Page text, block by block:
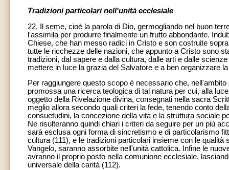
Tradizioni particolari nell'unità ecclesiale
22. Il seme, cioè la parola di Dio, germogliando nel buon
l'assimila per produrre finalmente un frutto abbondante.
Chiese, che han messo radici in Cristo e son costruite
tutte le ricchezze delle nazioni, che appunto a Cristo sono
tradizioni, dal sapere e dalla cultura, dalle arti e dalle
mettere in luce la grazia del Salvatore e a ben organizzare
Per raggiungere questo scopo è necessario che,
promossa una ricerca teologica di tal natura per cui, alla
oggetto della Rivelazione divina, consegnati nella sacra
meglio allora secondo quali criteri la fede, tenendo conto
consuetudini, la concezione della vita e la struttura sociale
Ne risulteranno quindi chiari i criteri da seguire per un più
sarà esclusa ogni forma di sincretismo e di particolarismo
cultura (111), e le tradizioni particolari insieme con le
Vangelo, saranno assorbite nell'unità cattolica. Infine le
avranno il proprio posto nella comunione ecclesiale,
universale della carità (112).